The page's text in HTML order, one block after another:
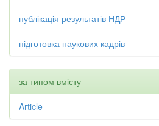
публікація результатів НДР
підготовка наукових кадрів
за типом вмісту
Article